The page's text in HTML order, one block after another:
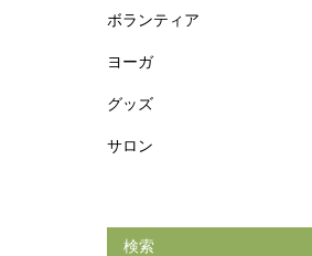
ボランティア
ヨーガ
グッズ
サロン
検索